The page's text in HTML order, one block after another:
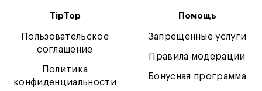
TipTop
Пользовательское
соглашение
Политика
конфиденциальности
Помощь
Запрещенные услуги
Правила модерации
Бонусная программа